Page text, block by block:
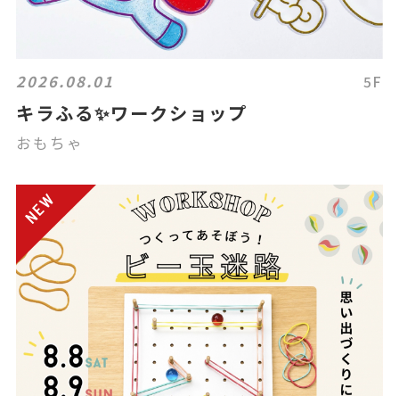
2026.08.01 5F
キラふる✨ワークショップ
おもちゃ